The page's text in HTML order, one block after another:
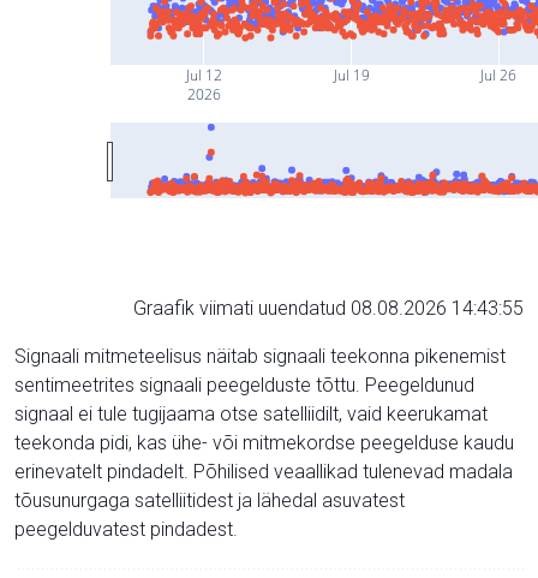
Jul 12
2026
Jul 19 Jul 26
Graafik viimati uuendatud 08.08.2026 14:43:55
Signaali mitmeteelisus näitab signaali teekonna pikenemist
sentimeetrites signaali peegelduste tõttu. Peegeldunud
signaal ei tule tugijaama otse satelliidilt, vaid keerukamat
teekonda pidi, kas ühe- või mitmekordse peegelduse kaudu
erinevatelt pindadelt. Põhilised veaallikad tulenevad madala
tõusunurgaga satelliitidest ja lähedal asuvatest
peegelduvatest pindadest.